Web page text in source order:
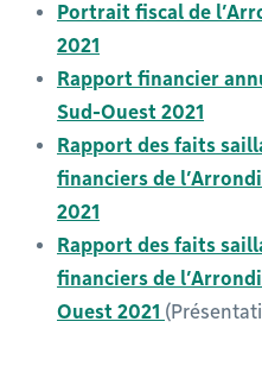
Portrait fiscal de
2021
Rapport financier
Sud-Ouest 2021
Rapport des faits
financiers de
2021
Rapport des faits
financiers de
Ouest 2021